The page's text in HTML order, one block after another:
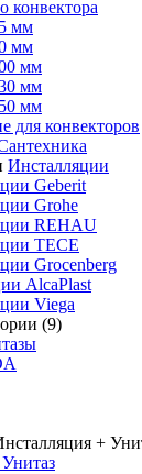
конвектора
мм
мм
мм
мм
мм
для конвекторов
Инсталляции
Geberit
Grohe
REHAU
TECE
Grocenberg
AlcaPlast
Viega
(9)